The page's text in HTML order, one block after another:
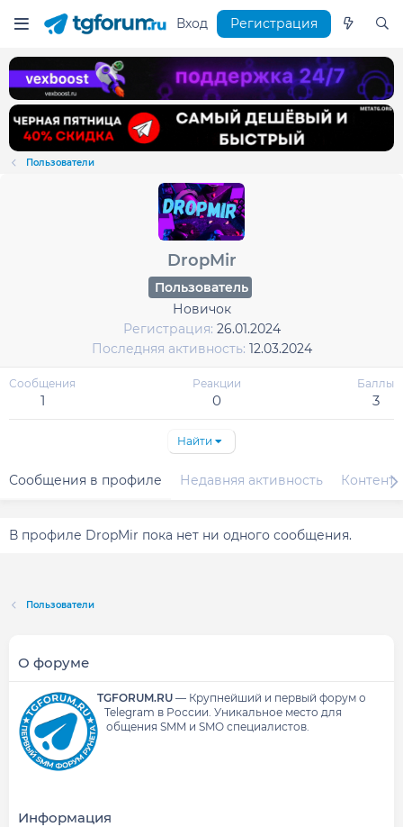
Вход Регистрация
Пользователи
DropMir
Пользователь
Новичок
Регистрация 26.01.2024
Последняя активность 12.03.2024
Сообщения
1
Реакции
0
Баллы
3
Найти
Сообщения в профиле Недавняя активность Контент
В профиле DropMir пока нет ни одного сообщения.
Пользователи
О форуме
TGFORUM.RU— Крупнейший и первый форум о
Telegram в России. Уникальное место для
общения SMM и SMO специалистов.
Информация